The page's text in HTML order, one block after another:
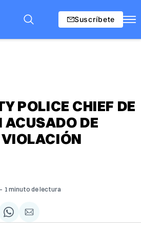
Suscríbete
POLICE CHIEF DE
DE
1 minuto de lectura
Share
on
Compartir
via